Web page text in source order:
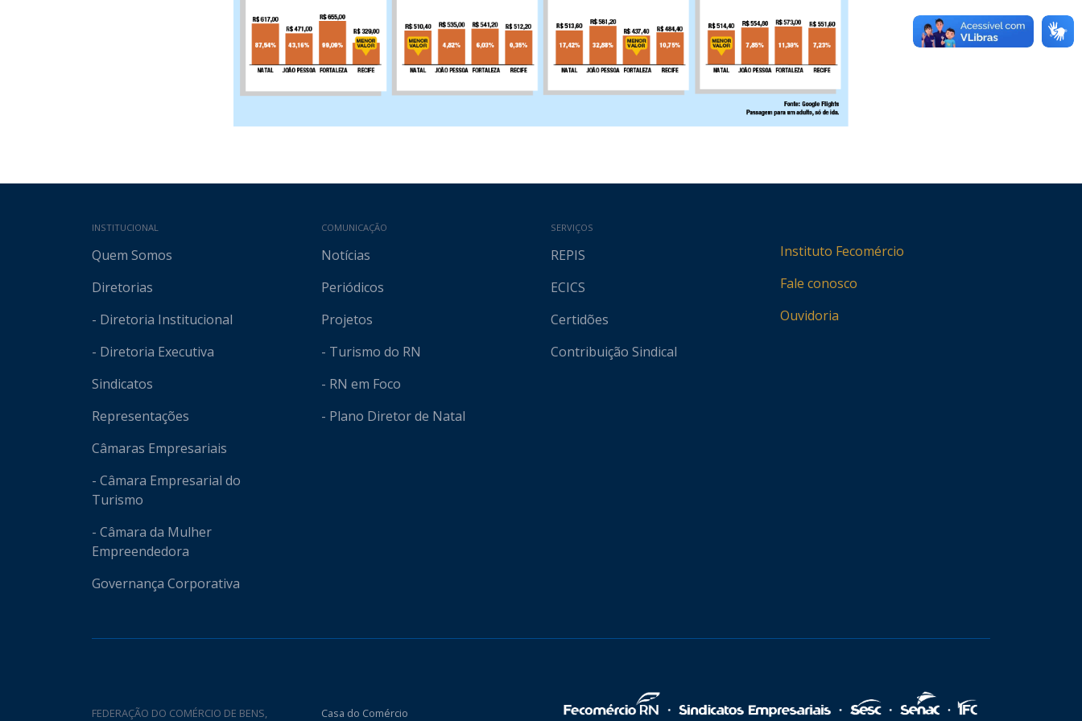
Mapa do site
INSTITUCIONAL
Quem Somos
Diretorias
- Diretoria Institucional
- Diretoria Executiva
Sindicatos
Representações
Câmaras Empresariais
- Câmara Empresarial do
Turismo
- Câmara da Mulher
Empreendedora
Governança Corporativa
COMUNICAÇÃO
Notícias
Periódicos
Projetos
- Turismo do RN
- RN em Foco
- Plano Diretor de Natal
SERVIÇOS
REPIS
ECICS
Certidões
Contribuição Sindical
Instituto Fecomércio
Fale conosco
Ouvidoria
FEDERAÇÃO DO COMÉRCIO DE BENS, Casa do Comércio